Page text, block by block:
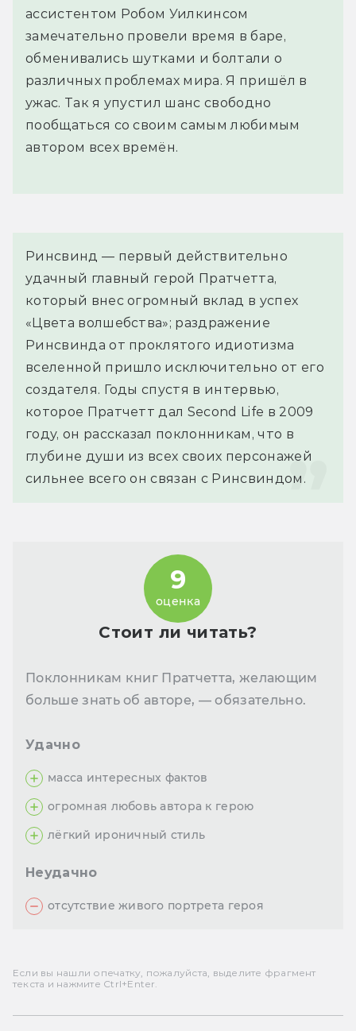
ассистентом Робом Уилкинсом
замечательно провели время в баре,
обменивались шутками и болтали о
различных проблемах мира. Я пришёл в
ужас. Так я упустил шанс свободно
пообщаться со своим самым любимым
автором всех времён.
Ринсвинд — первый действительно
удачный главный герой Пратчетта,
который внес огромный вклад в успех
«Цвета волшебства»; раздражение
Ринсвинда от проклятого идиотизма
вселенной пришло исключительно от его
создателя. Годы спустя в интервью,
которое Пратчетт дал Second Life в 2009
году, он рассказал поклонникам, что в
глубине души из всех своих персонажей
сильнее всего он связан с Ринсвиндом.
Стоит ли читать?
9
оценка
Поклонникам книг Пратчетта, желающим
больше знать об авторе, — обязательно.
Удачно
масса интересных фактов
огромная любовь автора к герою
лёгкий ироничный стиль
Неудачно
отсутствие живого портрета героя
Если вы нашли опечатку, пожалуйста, выделите фрагмент
текста и нажмите Ctrl+Enter.